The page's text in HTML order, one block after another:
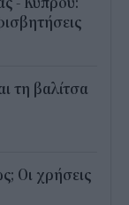
τη βαλίτσα
Οι χρήσεις